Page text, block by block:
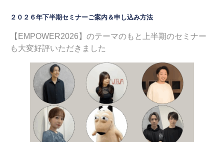
２０２６年下半期セミナーご案内＆申し込み方法
【EMPOWER2026】のテーマのもと上半期のセミナー
も大変好評いただきました